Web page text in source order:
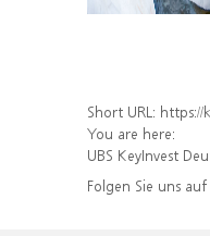
Short URL: https://
You are here:
UBS KeyInvest
Folgen Sie uns auf